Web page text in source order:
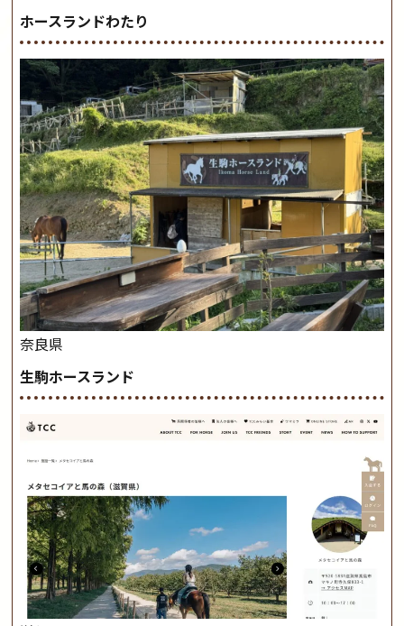
ホースランドわたり
奈良県
生駒ホースランド